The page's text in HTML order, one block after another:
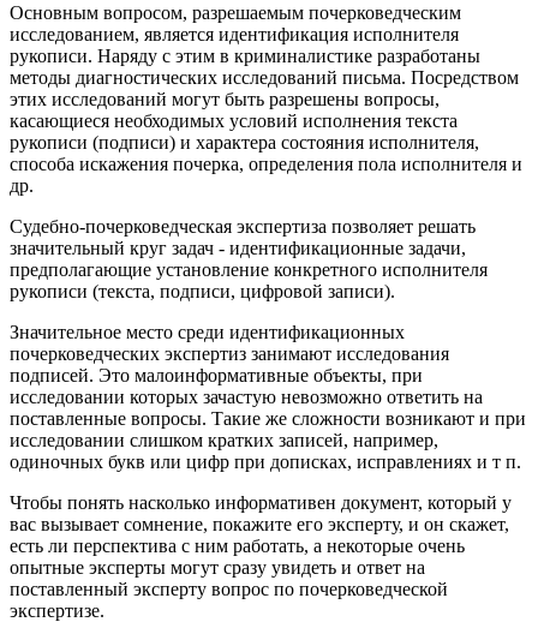
Основным вопросом, разрешаемым почерковедческим
исследованием, является идентификация исполнителя
рукописи. Наряду с этим в криминалистике разработаны
методы диагностических исследований письма. Посредством
этих исследований могут быть разрешены вопросы,
касающиеся необходимых условий исполнения текста
рукописи (подписи) и характера состояния исполнителя,
способа искажения почерка, определения пола исполнителя и
др.
Судебно-почерковедческая экспертиза позволяет решать
значительный круг задач - идентификационные задачи,
предполагающие установление конкретного исполнителя
рукописи (текста, подписи, цифровой записи).
Значительное место среди идентификационных
почерковедческих экспертиз занимают исследования
подписей. Это малоинформативные объекты, при
исследовании которых зачастую невозможно ответить на
поставленные вопросы. Такие же сложности возникают и при
исследовании слишком кратких записей, например,
одиночных букв или цифр при дописках, исправлениях и т п.
Чтобы понять насколько информативен документ, который у
вас вызывает сомнение, покажите его эксперту, и он скажет,
есть ли перспектива с ним работать, а некоторые очень
опытные эксперты могут сразу увидеть и ответ на
поставленный эксперту вопрос по почерковедческой
экспертизе.